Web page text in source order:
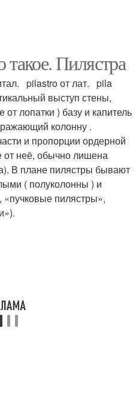
такое. Пилястра
pilastro от лат. pila
выступ стены,
лопатки ) базу и капитель
колонну .
и пропорции ордерной
от неё, обычно лишена
В плане пилястры бывают
( полуколонны ) и
пилястры»,